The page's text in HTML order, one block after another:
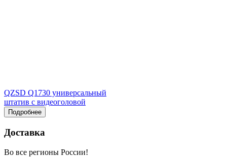
QZSD Q1730 универсальный
штатив с видеоголовой
Подробнее
Доставка
Во все регионы России!